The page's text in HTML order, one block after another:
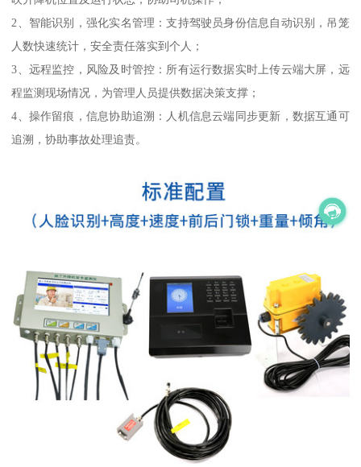
2、智能识别，强化实名管理：支持驾驶员身份信息自动识别，吊笼
人数快速统计，安全责任落实到个人；
3、远程监控，风险及时管控：所有运行数据实时上传云端大屏，远
程监测现场情况，为管理人员提供数据决策支撑；
4、操作留痕，信息协助追溯：人机信息云端同步更新，数据互通可
追溯，协助事故处理追责。